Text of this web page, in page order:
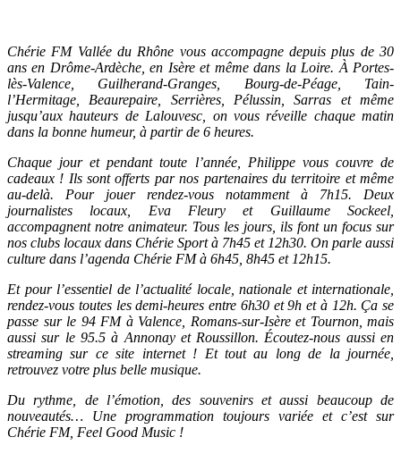
Chérie FM Vallée du Rhône vous accompagne depuis plus de 30
ans en Drôme-Ardèche, en Isère et même dans la Loire. À Portes-
lès-Valence, Guilherand-Granges, Bourg-de-Péage, Tain-
l’Hermitage, Beaurepaire, Serrières, Pélussin, Sarras et même
jusqu’aux hauteurs de Lalouvesc, on vous réveille chaque matin
dans la bonne humeur, à partir de 6 heures.
Chaque jour et pendant toute l’année, Philippe vous couvre de
cadeaux ! Ils sont offerts par nos partenaires du territoire et même
au-delà. Pour jouer rendez-vous notamment à 7h15. Deux
journalistes locaux, Eva Fleury et Guillaume Sockeel,
accompagnent notre animateur. Tous les jours, ils font un focus sur
nos clubs locaux dans Chérie Sport à 7h45 et 12h30. On parle aussi
culture dans l’agenda Chérie FM à 6h45, 8h45 et 12h15.
Et pour l’essentiel de l’actualité locale, nationale et internationale,
rendez-vous toutes les demi-heures entre 6h30 et 9h et à 12h. Ça se
passe sur le 94 FM à Valence, Romans-sur-Isère et Tournon, mais
aussi sur le 95.5 à Annonay et Roussillon. Écoutez-nous aussi en
streaming sur ce site internet ! Et tout au long de la journée,
retrouvez votre plus belle musique.
Du rythme, de l’émotion, des souvenirs et aussi beaucoup de
nouveautés… Une programmation toujours variée et c’est sur
Chérie FM, Feel Good Music !